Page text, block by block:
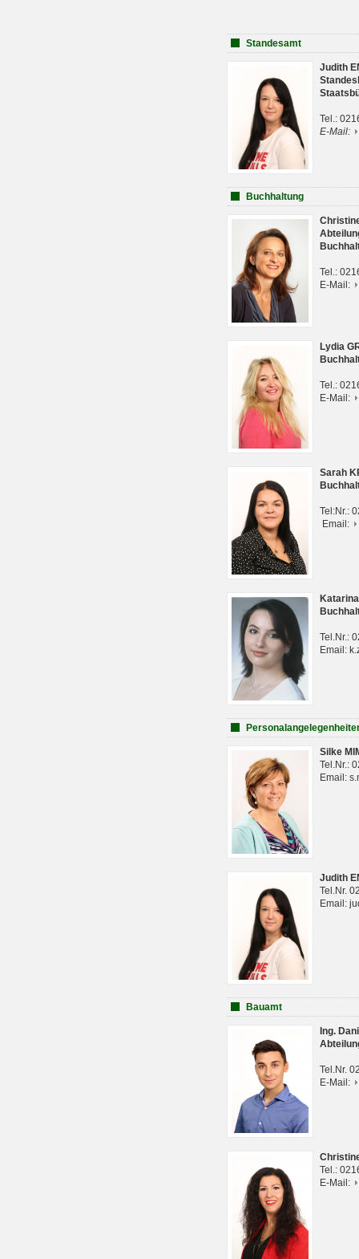
Standesamt
Judith
Tel.:
E-Mail:
Buchhaltung
Tel.:
E-Mail:
Lydia
Tel.:
E-Mail:
Sarah
Tel:Nr.:
Email:
Tel.Nr.:
Email:
Silke
Tel.Nr.:
Email:
Judith
Tel.Nr.
Email:
Bauamt
Ing.
Tel.Nr.
E-Mail:
Tel.:
E-Mail: